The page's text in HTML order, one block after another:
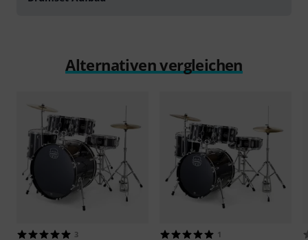
Alternativen vergleichen
3 1